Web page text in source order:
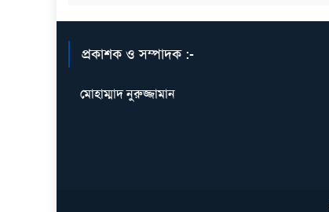
প্রকাশক ও সম্পাদক :-
মোহাম্মাদ নুরুজ্জামান